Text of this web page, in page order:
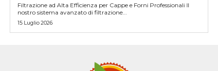
Filtrazione ad Alta Efficienza per Cappe e Forni Professionali Il
nostro sistema avanzato di filtrazione...
15 Luglio 2026